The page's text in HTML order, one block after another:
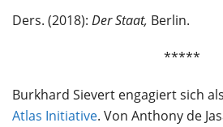
Ders. (2018): Der Staat, Berlin.
*****
Burkhard Sievert engagiert sich
Atlas Initiative. Von Anthony de